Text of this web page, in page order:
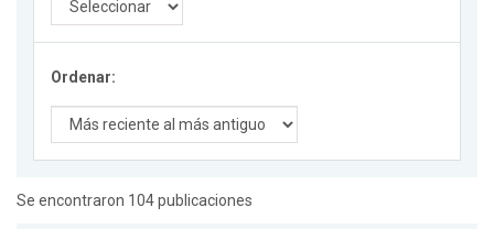
Ordenar:
Se encontraron 104 publicaciones